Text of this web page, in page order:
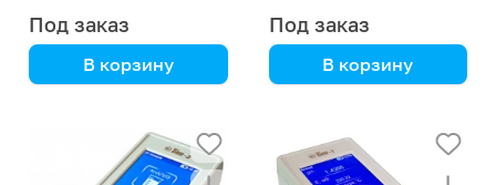
Под заказ
В корзину
Под заказ
В корзину